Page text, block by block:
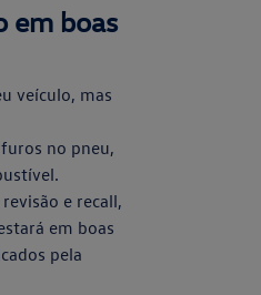
em boas
veículo, mas
no pneu,
e recall,
em boas
pela